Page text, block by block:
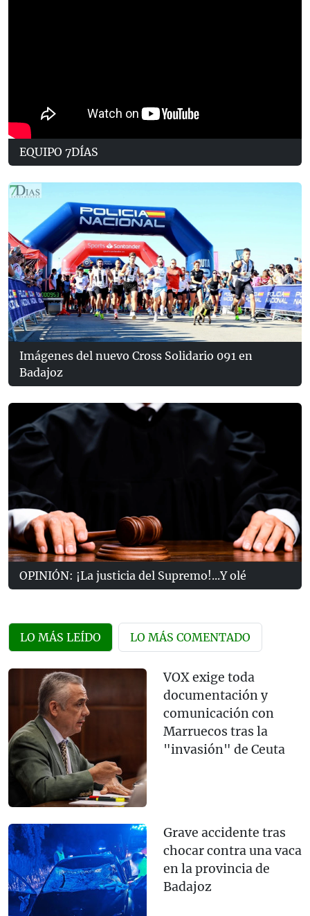
EQUIPO 7DÍAS
Imágenes del nuevo Cross Solidario 091 en
Badajoz
OPINIÓN: ¡La justicia del Supremo!...Y olé
LO MÁS LEÍDO LO MÁS COMENTADO
VOX exige toda
documentación y
comunicación con
Marruecos tras la
"invasión" de Ceuta
Grave accidente tras
chocar contra una vaca
en la provincia de
Badajoz